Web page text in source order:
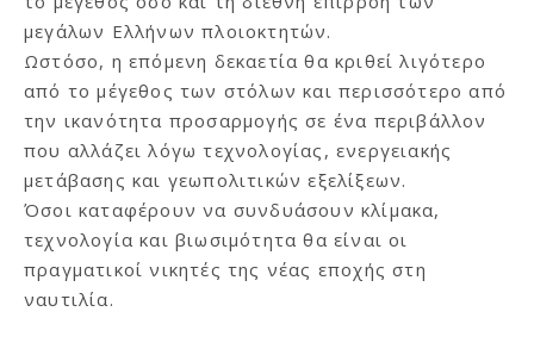
μεγάλων Ελλήνων πλοιοκτητών.
Ωστόσο, η επόμενη δεκαετία θα κριθεί λιγότερο
από το μέγεθος των στόλων και περισσότερο από
την ικανότητα προσαρμογής σε ένα περιβάλλον
που αλλάζει λόγω τεχνολογίας, ενεργειακής
μετάβασης και γεωπολιτικών εξελίξεων.
Όσοι καταφέρουν να συνδυάσουν κλίμακα,
τεχνολογία και βιωσιμότητα θα είναι οι
πραγματικοί νικητές της νέας εποχής στη
ναυτιλία.